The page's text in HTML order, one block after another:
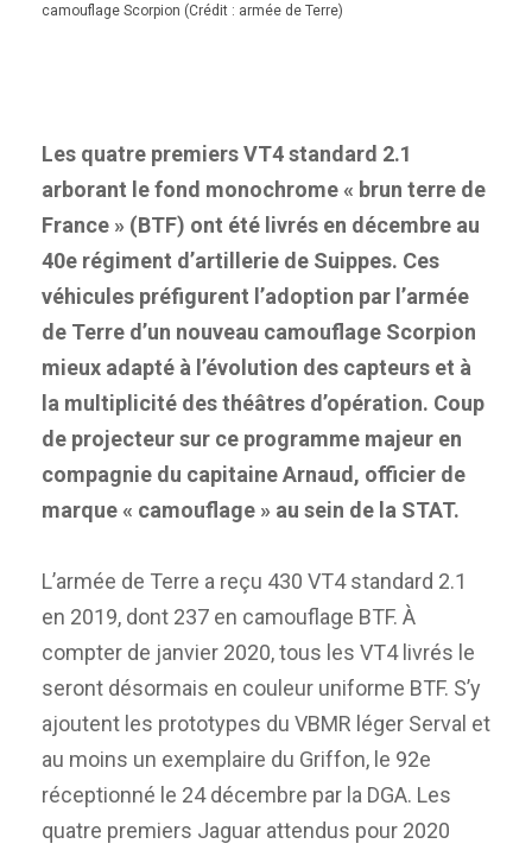
camouflage Scorpion (Crédit : armée de Terre)
Les quatre premiers VT4 standard 2.1
arborant le fond monochrome « brun terre de
France » (BTF) ont été livrés en décembre au
40e régiment d’artillerie de Suippes. Ces
véhicules préfigurent l’adoption par l’armée
de Terre d’un nouveau camouflage Scorpion
mieux adapté à l’évolution des capteurs et à
la multiplicité des théâtres d’opération. Coup
de projecteur sur ce programme majeur en
compagnie du capitaine Arnaud, officier de
marque « camouflage » au sein de la STAT.
L’armée de Terre a reçu 430 VT4 standard 2.1
en 2019, dont 237 en camouflage BTF. À
compter de janvier 2020, tous les VT4 livrés le
seront désormais en couleur uniforme BTF. S’y
ajoutent les prototypes du VBMR léger Serval et
au moins un exemplaire du Griffon, le 92e
réceptionné le 24 décembre par la DGA. Les
quatre premiers Jaguar attendus pour 2020